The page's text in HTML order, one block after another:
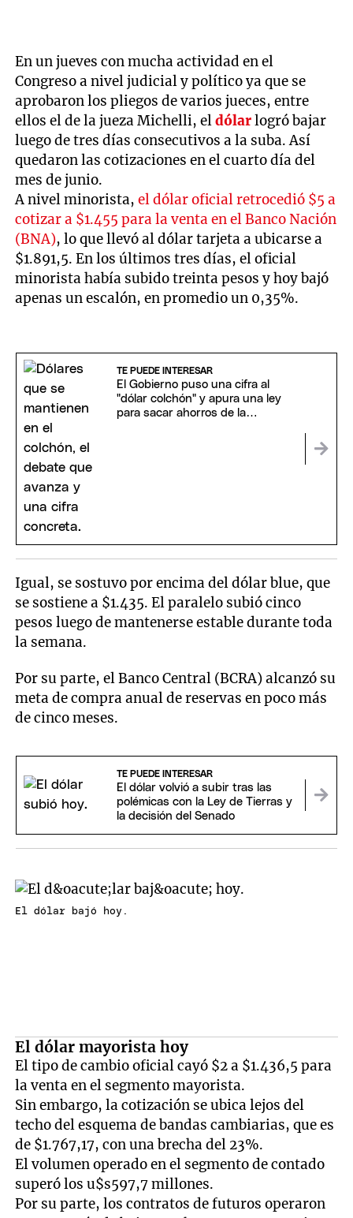
En un jueves con mucha actividad en el
Congreso a nivel judicial y político ya que se
aprobaron los pliegos de varios jueces, entre
ellos el de la jueza Michelli, eldólarlogró bajar
luego de tres días consecutivos a la suba. Así
quedaron las cotizaciones en el cuarto día del
mes de junio.
A nivel minorista,el dólar oficial retrocedió $5 a
cotizar a $1.455 para la venta en el Banco Nación
(BNA), lo que llevó al dólar tarjeta a ubicarse a
$1.891,5. En los últimos tres días, el oficial
minorista había subido treinta pesos y hoy bajó
apenas un escalón, en promedio un 0,35%.
TE PUEDE INTERESAR
El Gobierno puso una cifra al
"dólar colchón" y apura una ley
para sacar ahorros de la
Igual, se sostuvo por encima del dólar blue, que
se sostiene a $1.435. El paralelo subió cinco
pesos luego de mantenerse estable durante toda
la semana.
Por su parte, el Banco Central (BCRA) alcanzó su
meta de compra anual de reservas en poco más
de cinco meses.
TE PUEDE INTERESAR
El dólar volvió a subir tras las
polémicas con la Ley de Tierras y
la decisión del Senado
El dólar bajó hoy.
El dólar mayorista hoy
El tipo de cambio oficial cayó $2 a $1.436,5 para
la venta en el segmento mayorista.
Sin embargo, la cotización se ubica lejos del
techo del esquema de bandas cambiarias, que es
de $1.767,17, con una brecha del 23%.
El volumen operado en el segmento de contado
superó los u$s597,7 millones.
Por su parte, los contratos de futuros operaron